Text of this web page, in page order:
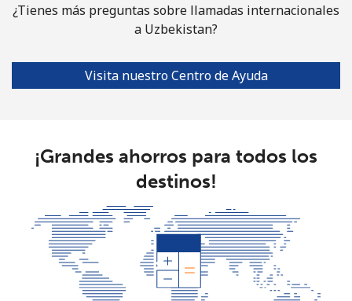
¿Tienes más preguntas sobre llamadas internacionales
a Uzbekistan?
Visita nuestro Centro de Ayuda
¡Grandes ahorros para todos los
destinos!